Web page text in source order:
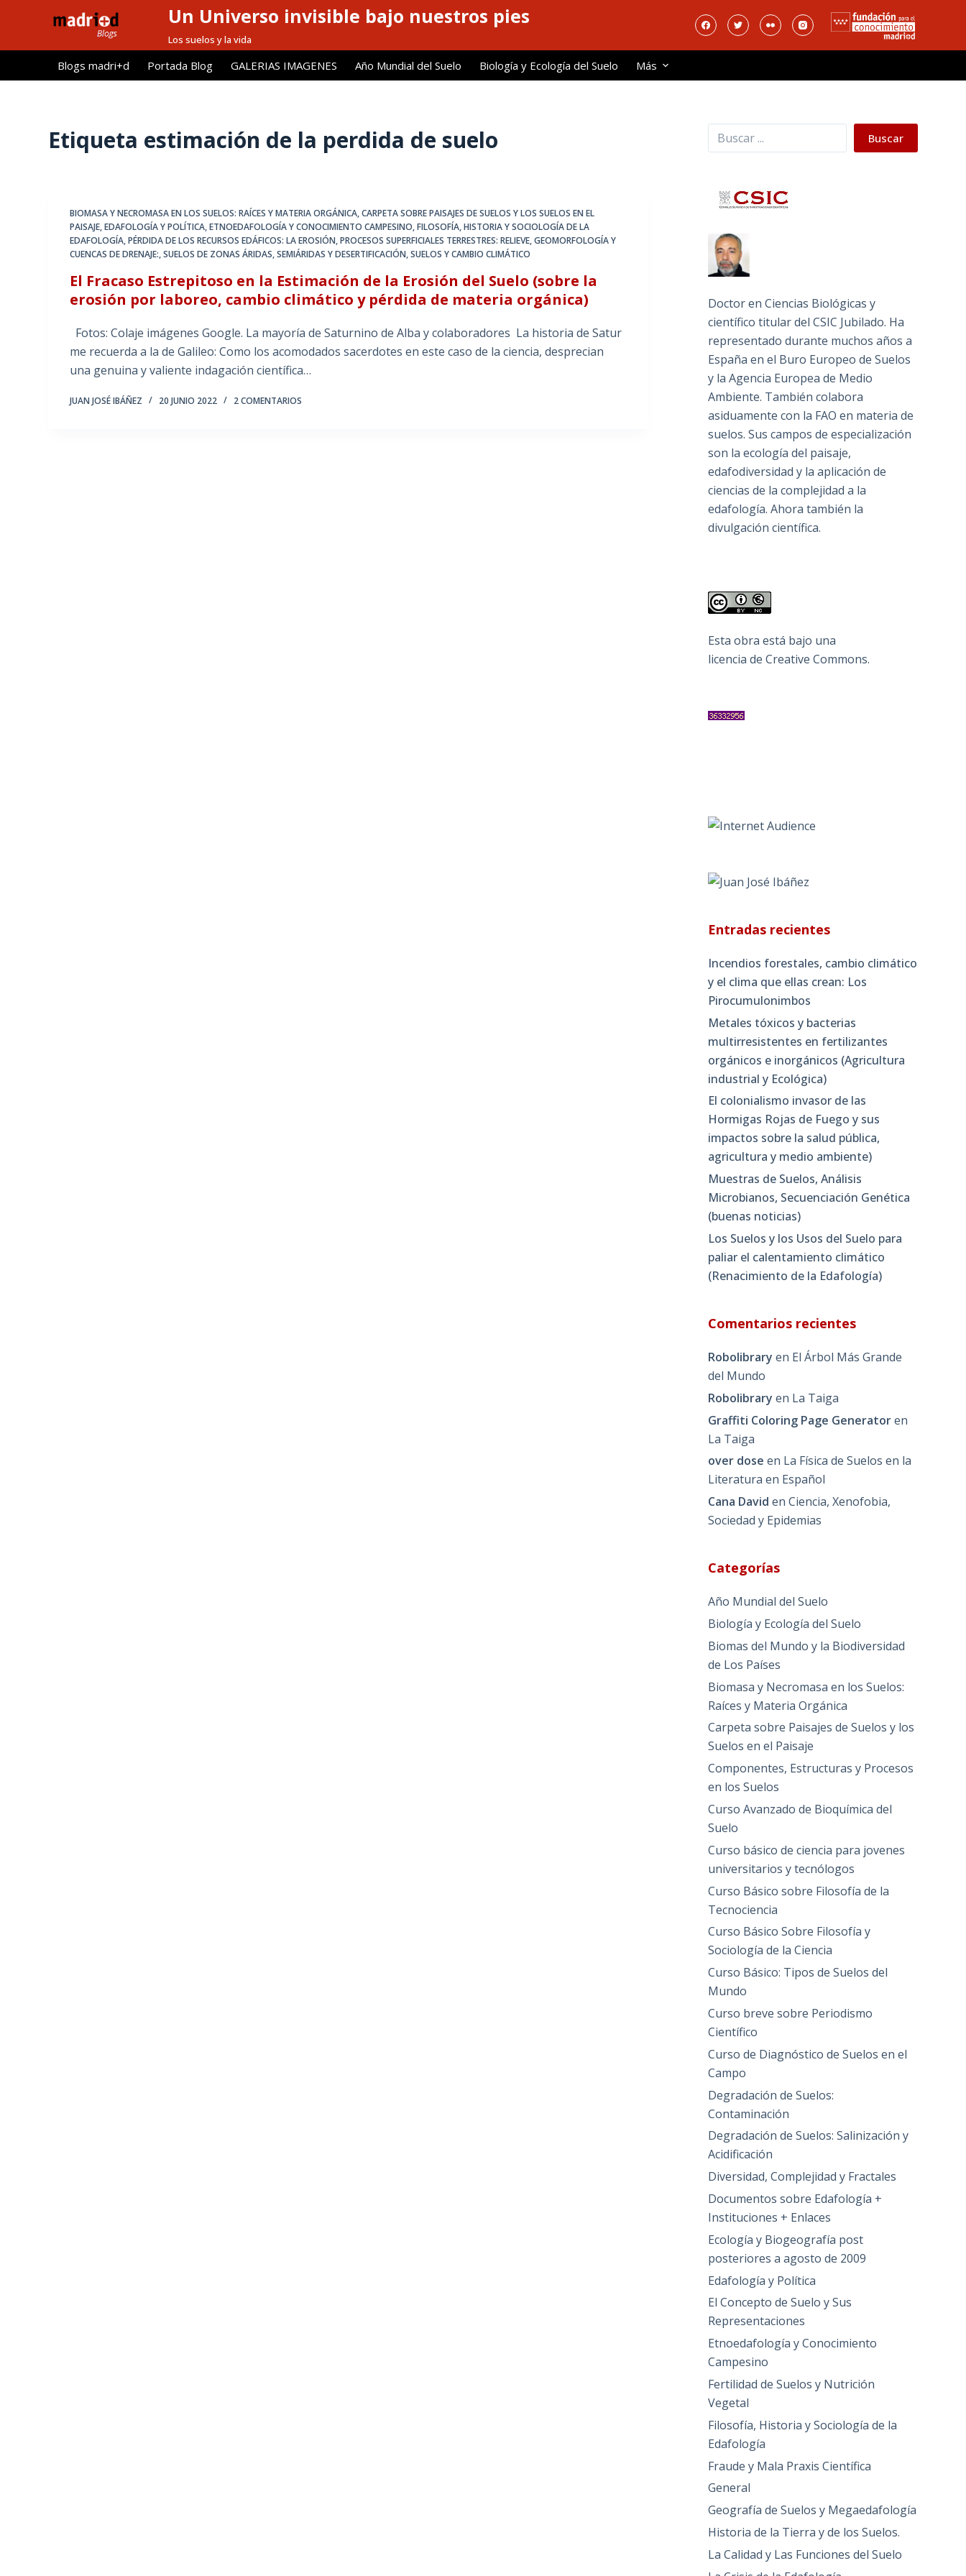
l
Un Universo invisible bajo nuestros pies
Los suelos y la vida
Blogs madri+d Portada Blog GALERIAS IMAGENES Año Mundial del Suelo Biología y Ecología del Suelo Más
Etiqueta estimación de la perdida de suelo
BIOMASA Y NECROMASA EN LOS SUELOS: RAÍCES Y MATERIA ORGÁNICA,CARPETA SOBRE PAISAJES DE SUELOS Y LOS SUELOS EN EL
PAISAJE,EDAFOLOGÍA Y POLÍTICA,ETNOEDAFOLOGÍA Y CONOCIMIENTO CAMPESINO,FILOSOFÍA, HISTORIA Y SOCIOLOGÍA DE LA
EDAFOLOGÍA,PÉRDIDA DE LOS RECURSOS EDÁFICOS: LA EROSIÓN,PROCESOS SUPERFICIALES TERRESTRES: RELIEVE, GEOMORFOLOGÍA Y
CUENCAS DE DRENAJE:,SUELOS DE ZONAS ÁRIDAS, SEMIÁRIDAS Y DESERTIFICACIÓN,SUELOS Y CAMBIO CLIMÁTICO
El Fracaso Estrepitoso en la Estimación de la Erosión del Suelo (sobre la
erosión por laboreo, cambio climático y pérdida de materia orgánica)
Fotos: Colaje imágenes Google. La mayoría de Saturnino de Alba y colaboradores La historia de Satur
me recuerda a la de Galileo: Como los acomodados sacerdotes en este caso de la ciencia, desprecian
una genuina y valiente indagación científica…
JUAN JOSÉ IBÁÑEZ 20 JUNIO 2022 2 COMENTARIOS
Buscar Buscar
Doctor en Ciencias Biológicas y
científico titular del CSIC Jubilado. Ha
representado durante muchos años a
España en el Buro Europeo de Suelos
y la Agencia Europea de Medio
Ambiente. También colabora
asiduamente con la FAO en materia de
suelos. Sus campos de especialización
son la ecología del paisaje,
edafodiversidad y la aplicación de
ciencias de la complejidad a la
edafología. Ahora también la
divulgación científica.
Esta obra está bajo una
licencia de Creative Commons.
Entradas recientes
Incendios forestales, cambio climático
y el clima que ellas crean: Los
Pirocumulonimbos
Metales tóxicos y bacterias
multirresistentes en fertilizantes
orgánicos e inorgánicos (Agricultura
industrial y Ecológica)
El colonialismo invasor de las
Hormigas Rojas de Fuego y sus
impactos sobre la salud pública,
agricultura y medio ambiente)
Muestras de Suelos, Análisis
Microbianos, Secuenciación Genética
(buenas noticias)
Los Suelos y los Usos del Suelo para
paliar el calentamiento climático
(Renacimiento de la Edafología)
Comentarios recientes
Robolibrary en El Árbol Más Grande
del Mundo
Robolibrary en La Taiga
Graffiti Coloring Page Generatoren
La Taiga
over dose en La Física de Suelos en la
Literatura en Español
Cana David enCiencia, Xenofobia,
Sociedad y Epidemias
Categorías
Año Mundial del Suelo
Biología y Ecología del Suelo
Biomas del Mundo y la Biodiversidad
de Los Países
Biomasa y Necromasa en los Suelos:
Raíces y Materia Orgánica
Carpeta sobre Paisajes de Suelos y los
Suelos en el Paisaje
Componentes, Estructuras y Procesos
en los Suelos
Curso Avanzado de Bioquímica del
Suelo
Curso básico de ciencia para jovenes
universitarios y tecnólogos
Curso Básico sobre Filosofía de la
Tecnociencia
Curso Básico Sobre Filosofía y
Sociología de la Ciencia
Curso Básico: Tipos de Suelos del
Mundo
Curso breve sobre Periodismo
Científico
Curso de Diagnóstico de Suelos en el
Campo
Degradación de Suelos:
Contaminación
Degradación de Suelos: Salinización y
Acidificación
Diversidad, Complejidad y Fractales
Documentos sobre Edafología +
Instituciones + Enlaces
Ecología y Biogeografía post
posteriores a agosto de 2009
Edafología y Política
El Concepto de Suelo y Sus
Representaciones
Etnoedafología y Conocimiento
Campesino
Fertilidad de Suelos y Nutrición
Vegetal
Filosofía, Historia y Sociología de la
Edafología
Fraude y Mala Praxis Científica
General
Geografía de Suelos y Megaedafología
Historia de la Tierra y de los Suelos.
La Calidad y Las Funciones del Suelo